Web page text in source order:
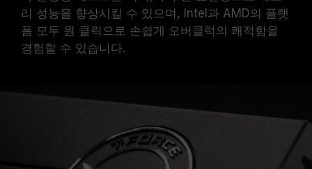
리 성능을 향상시킬 수 있으며, Intel과 AMD의 플랫
폼 모두 원 클릭으로 손쉽게 오버클럭의 쾌적함을
경험할 수 있습니다.